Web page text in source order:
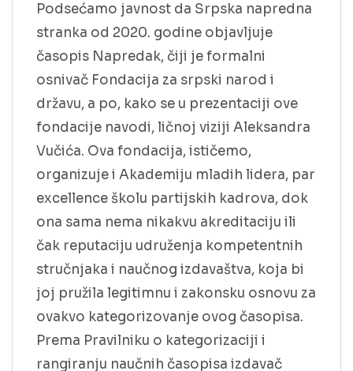
Podsećamo javnost da Srpska napredna
stranka od 2020. godine objavljuje
časopis Napredak, čiji je formalni
osnivač Fondacija za srpski narod i
državu, a po, kako se u prezentaciji ove
fondacije navodi, ličnoj viziji Aleksandra
Vučića. Ova fondacija, ističemo,
organizuje i Akademiju mladih lidera, par
excellence školu partijskih kadrova, dok
ona sama nema nikakvu akreditaciju ili
čak reputaciju udruženja kompetentnih
stručnjaka i naučnog izdavaštva, koja bi
joj pružila legitimnu i zakonsku osnovu za
ovakvo kategorizovanje ovog časopisa.
Prema Pravilniku o kategorizaciji i
rangiranju naučnih časopisa izdavač